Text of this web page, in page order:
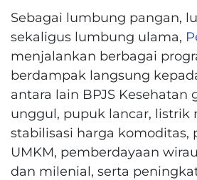
Sebagai lumbung pangan,
sekaligus lumbung ulama,
menjalankan berbagai
berdampak langsung
antara lain BPJS Kesehatan
unggul, pupuk lancar, listrik
stabilisasi harga komoditas,
UMKM, pemberdayaan
dan milenial, serta